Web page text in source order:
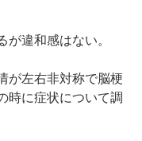
違和感はない。
が左右非対称で脳梗
時に症状について調